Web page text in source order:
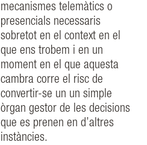
mecanismes telemàtics o
presencials necessaris
sobretot en el context en el
que ens trobem i en un
moment en el que aquesta
cambra corre el risc de
convertir-se un un simple
òrgan gestor de les decisions
que es prenen en d’altres
instàncies.